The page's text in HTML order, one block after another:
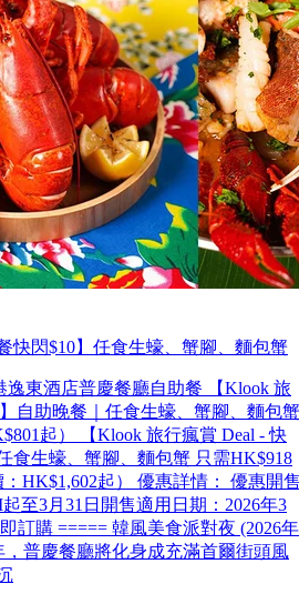
快閃$10】任食生蠔、蟹腳、麵包蟹
逸東酒店普慶餐廳自助餐 【Klook 旅
自助晚餐｜任食生蠔、蟹腳、麵包蟹
起） 【Klook 旅行瘋賞 Deal - 快
食生蠔、蟹腳、麵包蟹 只需HK$918
HK$1,602起） 優惠詳情： 優惠開
至3月31日開售適用日期：2026年3
訂購 ===== 韓風美食派對夜 (2026年
，普慶餐廳將化身成充滿首爾街頭風